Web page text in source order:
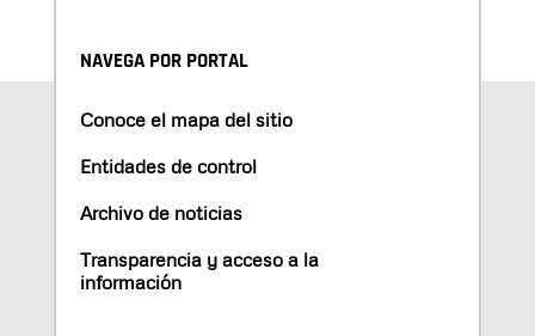
NAVEGA POR PORTAL
Conoce el mapa del sitio
Entidades de control
Archivo de noticias
Transparencia y acceso a la
información